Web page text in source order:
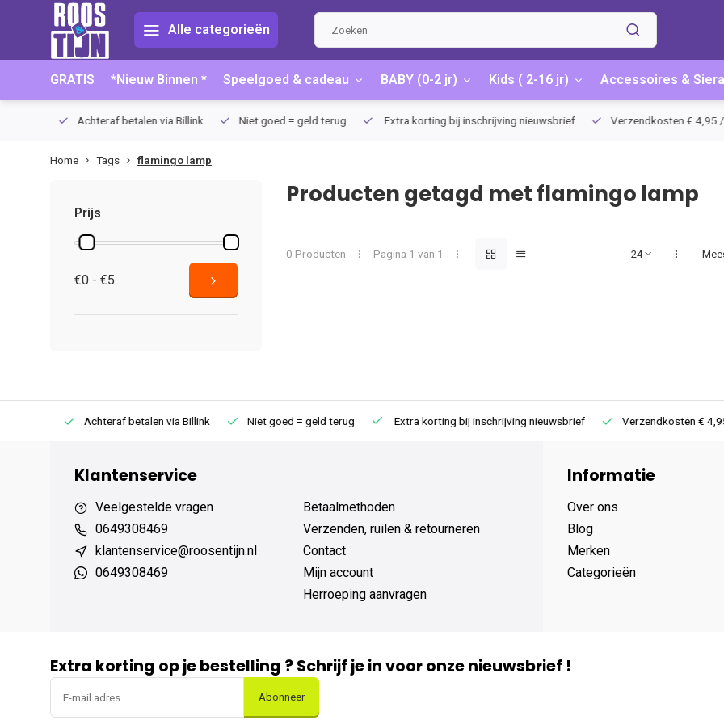
Alle categorieën
GRATIS *Nieuw Binnen * Speelgoed & cadeau BABY (0-2 jr) Kids ( 2-16 jr) Accessoires &
Achteraf betalen via Billink Niet goed = geld terug Extra korting bij inschrijving nieuwsbrief Verzendkosten € 4,95 /
Home Tags flamingo lamp
Prijs
€0 - €5
Producten getagd met flamingo lamp
0 Producten Pagina 1 van 1
Achteraf betalen via Billink Niet goed = geld terug Extra korting bij inschrijving nieuwsbrief Verzendkosten € 4,95
Klantenservice
Veelgestelde vragen
0649308469
klantenservice@roosentijn.nl
0649308469
Betaalmethoden
Verzenden, ruilen & retourneren
Contact
Mijn account
Herroeping aanvragen
Informatie
Over ons
Blog
Merken
Categorieën
Extra korting op je bestelling ? Schrijf je in voor onze nieuwsbrief !
Abonneer